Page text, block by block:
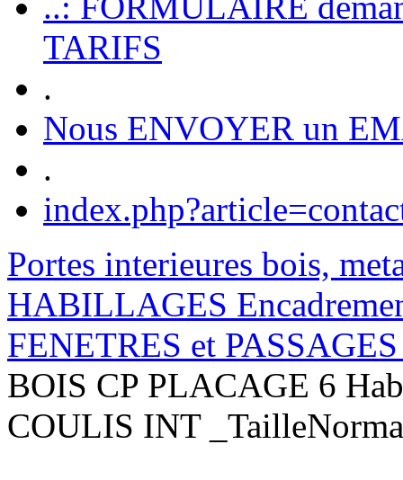
TARIFS
.
Nous ENVOYER un
.
Portes interieures bois,
HABILLAGES
FENETRES et
BOIS CP PLACAGE 6
COULIS INT